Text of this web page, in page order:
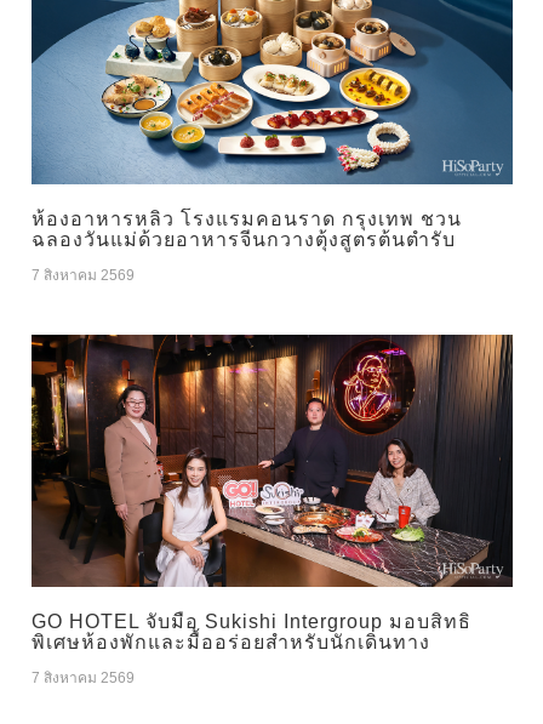
ห้องอาหารหลิว โรงแรมคอนราด กรุงเทพ ชวน
ฉลองวันแม่ด้วยอาหารจีนกวางตุ้งสูตรต้นตำรับ
7 สิงหาคม 2569
GO HOTEL จับมือ Sukishi Intergroup มอบสิทธิ
พิเศษห้องพักและมื้ออร่อยสำหรับนักเดินทาง
7 สิงหาคม 2569